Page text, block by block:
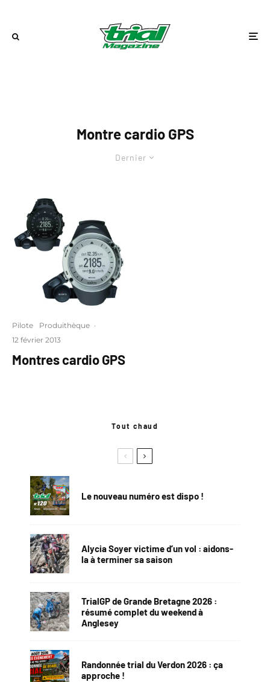
Montre cardio GPS
Dernier
Pilote Produithèque ·
12 février 2013
Montres cardio GPS
Tout chaud
Le nouveau numéro est dispo !
Alycia Soyer victime d’un vol : aidons-
la à terminer sa saison
TrialGP de Grande Bretagne 2026 :
résumé complet du weekend à
Anglesey
Randonnée trial du Verdon 2026 : ça
approche !